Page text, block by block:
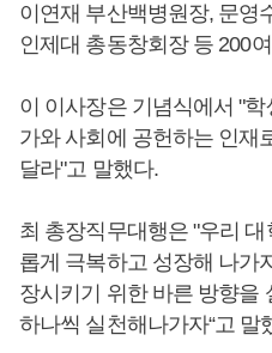
이연재 부산백병원장, 문영
인제대 총동창회장 등 200
이 이사장은 기념식에서 "
가와 사회에 공헌하는 인재
달라"고 말했다.
최 총장직무대행은 "우리 대
롭게 극복하고 성장해 나가
장시키기 위한 바른 방향을
하나씩 실천해나가자“고 말